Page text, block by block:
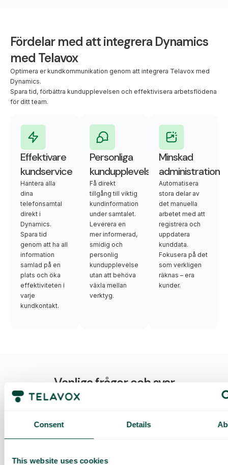
Consent Details
This website uses cookies
Fördelar med att integrera Dynamics
med Telavox
Optimera er kundkommunikation genom att integrera Telavox med
Dynamics.
Spara tid, förbättra kundupplevelsen och effektivisera arbetsflödena
för ditt team.
Effektivare
kundservice
Hantera alla
dina
telefonsamtal
direkt i
Dynamics.
Spara tid
genom att ha all
information
samlad på en
plats och öka
effektiviteten i
varje
kundkontakt.
Personliga
kundupplevelser
Få direkt
tillgång till viktig
kundinformation
under samtalet.
Leverera en
mer informerad,
smidig och
personlig
kundupplevelse
utan att behöva
växla mellan
verktyg.
Minskad
administration
Automatisera
stora delar av
det manuella
arbetet med att
registrera och
uppdatera
kunddata.
Fokusera på det
som verkligen
räknas – era
kunder.
Vanliga frågor och svar